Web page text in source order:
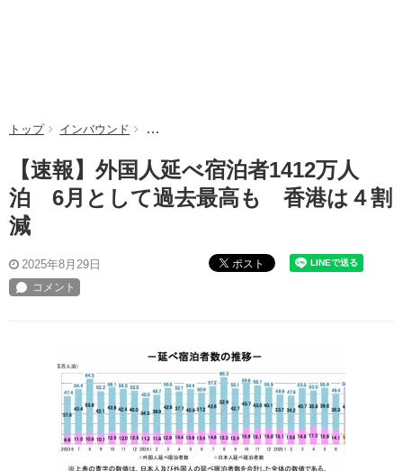
トップ インバウンド 【速報】外国人延べ宿泊者1412万人泊 6月
【速報】外国人延べ宿泊者1412万人
泊 6月として過去最高も 香港は４割
減
2025年8月29日 ポスト